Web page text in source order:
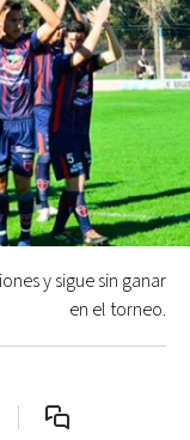
y sigue sin ganar
en el torneo.